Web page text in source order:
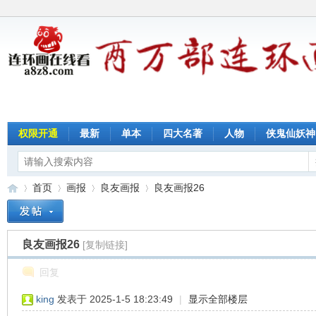
权限开通 最新 单本 四大名著 人物 侠鬼仙妖神
»
首页
›
画报
›
良友画报 良友画报26
良友画报26 [复制链接]
回复
king 发表于 2025-1-5 18:23:49 | 显示全部楼层